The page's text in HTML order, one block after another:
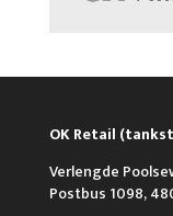
OK Retail
Verlengde
Postbus 1098,